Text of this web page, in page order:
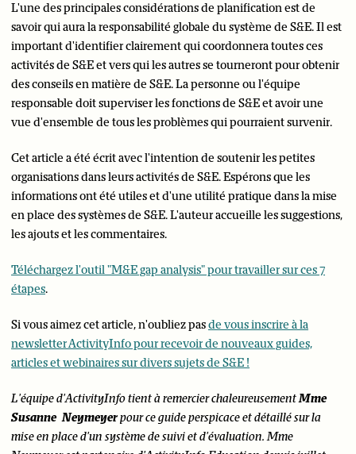
L'une des principales considérations de planification est de
savoir qui aura la responsabilité globale du système de S&E. Il est
important d'identifier clairement qui coordonnera toutes ces
activités de S&E et vers qui les autres se tourneront pour obtenir
des conseils en matière de S&E. La personne ou l'équipe
responsable doit superviser les fonctions de S&E et avoir une
vue d'ensemble de tous les problèmes qui pourraient survenir.
Cet article a été écrit avec l'intention de soutenir les petites
organisations dans leurs activités de S&E. Espérons que les
informations ont été utiles et d'une utilité pratique dans la mise
en place des systèmes de S&E. L'auteur accueille les suggestions,
les ajouts et les commentaires.
Téléchargez l'outil "M&E gap analysis" pour travailler sur ces 7
étapes.
Si vous aimez cet article, n'oubliez pasde vous inscrire à la
newsletter ActivityInfo pour recevoir de nouveaux guides,
articles et webinaires sur divers sujets de S&E !
L'équipe d'ActivityInfo tient à remercier chaleureusementMme
Susanne Neymeyerpour ce guide perspicace et détaillé sur la
mise en place d'un système de suivi et d'évaluation. Mme